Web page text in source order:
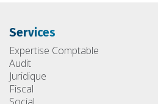
Services
Expertise Comptable
Audit
Juridique
Fiscal